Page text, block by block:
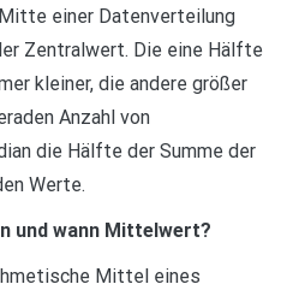
einer Datenverteilung
Zentralwert. Die eine Hälfte
kleiner, die andere größer
Anzahl von
die Hälfte der Summe der
Werte.
und wann Mittelwert?
Mittel eines